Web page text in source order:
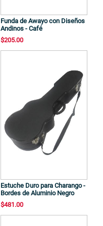
Funda de Awayo con Diseños
Andinos - Café
$205.00
Estuche Duro para Charango -
Bordes de Aluminio Negro
$481.00